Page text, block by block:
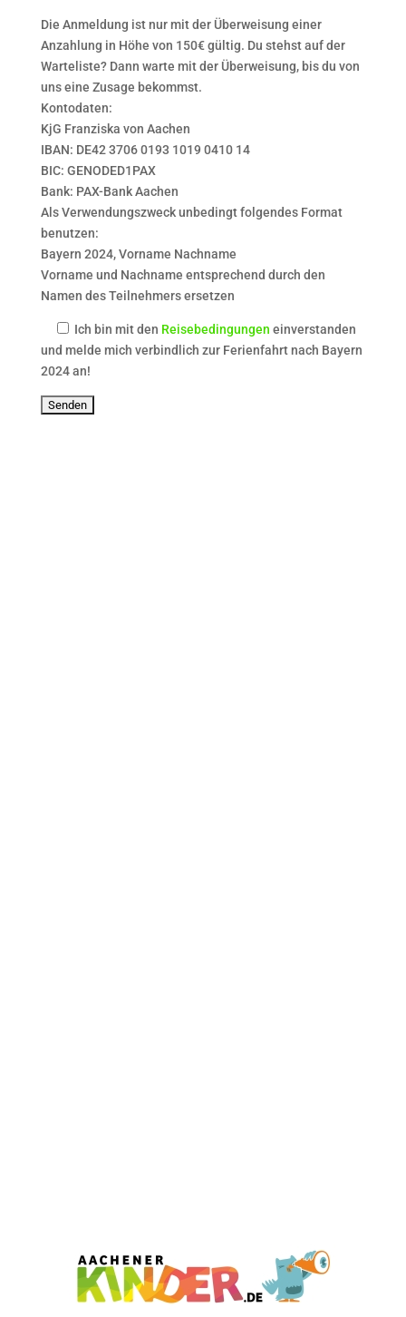
Die Anmeldung ist nur mit der Überweisung einer
Anzahlung in Höhe von 150€ gültig. Du stehst auf der
Warteliste? Dann warte mit der Überweisung, bis du von
uns eine Zusage bekommst.
Kontodaten:
KjG Franziska von Aachen
IBAN: DE42 3706 0193 1019 0410 14
BIC: GENODED1PAX
Bank: PAX-Bank Aachen
Als Verwendungszweck unbedingt folgendes Format
benutzen:
Bayern 2024, Vorname Nachname
Vorname und Nachname entsprechend durch den
Namen des Teilnehmers ersetzen
Ich bin mit den Reisebedingungen einverstanden
und melde mich verbindlich zur Ferienfahrt nach Bayern
2024 an!